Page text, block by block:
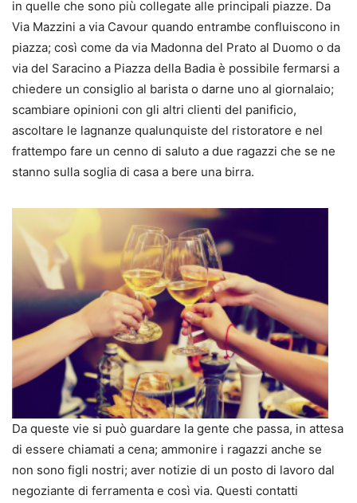
in quelle che sono più collegate alle principali piazze. Da
Via Mazzini a via Cavour quando entrambe confluiscono in
piazza; così come da via Madonna del Prato al Duomo o da
via del Saracino a Piazza della Badia è possibile fermarsi a
chiedere un consiglio al barista o darne uno al giornalaio;
scambiare opinioni con gli altri clienti del panificio,
ascoltare le lagnanze qualunquiste del ristoratore e nel
frattempo fare un cenno di saluto a due ragazzi che se ne
stanno sulla soglia di casa a bere una birra.
Da queste vie si può guardare la gente che passa, in attesa
di essere chiamati a cena; ammonire i ragazzi anche se
non sono figli nostri; aver notizie di un posto di lavoro dal
negoziante di ferramenta e così via. Questi contatti